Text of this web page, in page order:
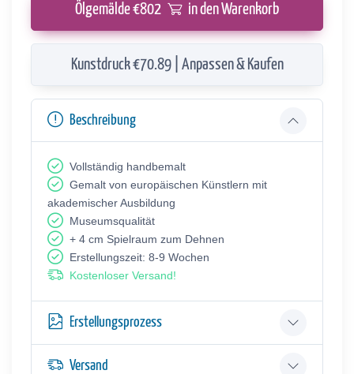
Ölgemälde €802 in den Warenkorb
Kunstdruck €70.89 | Anpassen & Kaufen
Beschreibung
Vollständig handbemalt
Gemalt von europäischen Künstlern mit
akademischer Ausbildung
Museumsqualität
+ 4 cm Spielraum zum Dehnen
Erstellungszeit: 8-9 Wochen
Kostenloser Versand!
Erstellungsprozess
Versand